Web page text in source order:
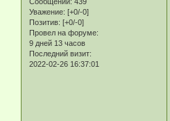
Сообщений: 439
Уважение: [+0/-0]
Позитив: [+0/-0]
Провел на форуме:
9 дней 13 часов
Последний визит:
2022-02-26 16:37:01